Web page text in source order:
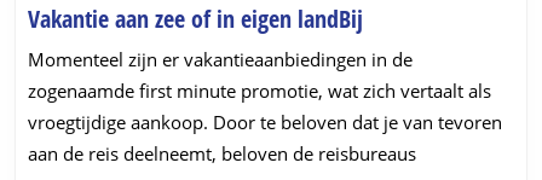
Vakantie aan zee of in eigen landBij
aan
zee
of
in
eigen
Momenteel zijn er vakantieaanbiedingen in de
zogenaamde first minute promotie, wat zich vertaalt als
vroegtijdige aankoop. Door te beloven dat je van tevoren
aan de reis deelneemt, beloven de reisbureaus